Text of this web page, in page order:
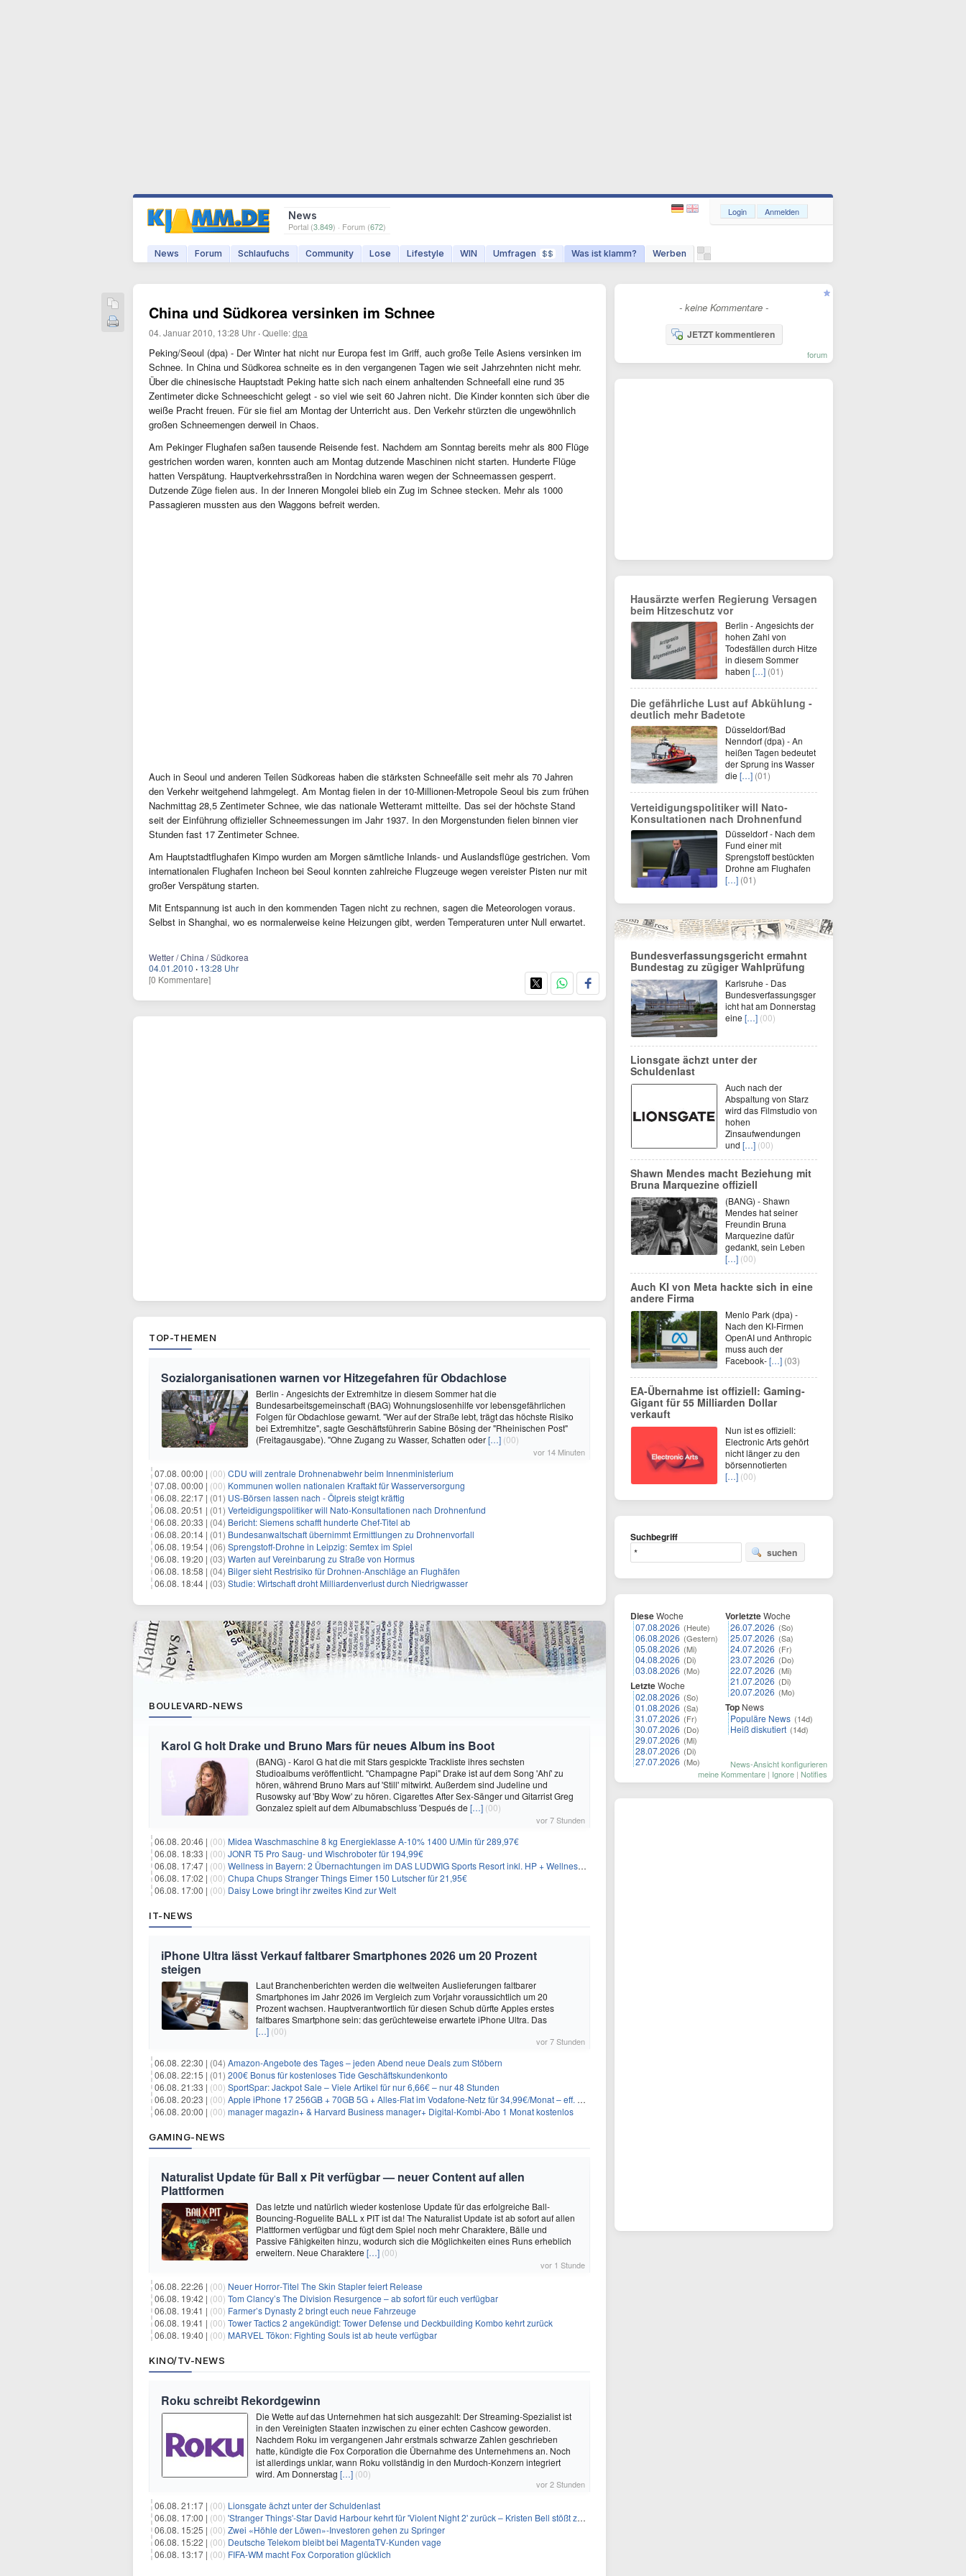
News
Portal (3.849) · Forum (672)
News Forum Schlaufuchs Community Lose Lifestyle WIN Umfragen $$ Was ist klamm? Werben
Login Anmelden
China und Südkorea versinken im Schnee
04. Januar 2010, 13:28 Uhr ·Quelle:dpa
Peking/Seoul (dpa) - Der Winter hat nicht nur Europa fest im Griff, auch große Teile Asiens versinken im
Schnee. In China und Südkorea schneite es in den vergangenen Tagen wie seit Jahrzehnten nicht mehr.
Über die chinesische Hauptstadt Peking hatte sich nach einem anhaltenden Schneefall eine rund 35
Zentimeter dicke Schneeschicht gelegt - so viel wie seit 60 Jahren nicht. Die Kinder konnten sich über die
weiße Pracht freuen. Für sie fiel am Montag der Unterricht aus. Den Verkehr stürzten die ungewöhnlich
großen Schneemengen derweil in Chaos.
Am Pekinger Flughafen saßen tausende Reisende fest. Nachdem am Sonntag bereits mehr als 800 Flüge
gestrichen worden waren, konnten auch am Montag dutzende Maschinen nicht starten. Hunderte Flüge
hatten Verspätung. Hauptverkehrsstraßen in Nordchina waren wegen der Schneemassen gesperrt.
Dutzende Züge fielen aus. In der Inneren Mongolei blieb ein Zug im Schnee stecken. Mehr als 1000
Passagieren mussten aus den Waggons befreit werden.
Auch in Seoul und anderen Teilen Südkoreas haben die stärksten Schneefälle seit mehr als 70 Jahren
den Verkehr weitgehend lahmgelegt. Am Montag fielen in der 10-Millionen-Metropole Seoul bis zum frühen
Nachmittag 28,5 Zentimeter Schnee, wie das nationale Wetteramt mitteilte. Das sei der höchste Stand
seit der Einführung offizieller Schneemessungen im Jahr 1937. In den Morgenstunden fielen binnen vier
Stunden fast 17 Zentimeter Schnee.
Am Hauptstadtflughafen Kimpo wurden am Morgen sämtliche Inlands- und Auslandsflüge gestrichen. Vom
internationalen Flughafen Incheon bei Seoul konnten zahlreiche Flugzeuge wegen vereister Pisten nur mit
großer Verspätung starten.
Mit Entspannung ist auch in den kommenden Tagen nicht zu rechnen, sagen die Meteorologen voraus.
Selbst in Shanghai, wo es normalerweise keine Heizungen gibt, werden Temperaturen unter Null erwartet.
Wetter / China / Südkorea
04.01.2010 · 13:28 Uhr
[0 Kommentare]
TOP-THEMEN
Sozialorganisationen warnen vor Hitzegefahren für Obdachlose
Berlin - Angesichts der Extremhitze in diesem Sommer hat die
Bundesarbeitsgemeinschaft (BAG) Wohnungslosenhilfe vor lebensgefährlichen
Folgen für Obdachlose gewarnt. "Wer auf der Straße lebt, trägt das höchste Risiko
bei Extremhitze", sagte Geschäftsführerin Sabine Bösing der "Rheinischen Post"
(Freitagausgabe). "Ohne Zugang zu Wasser, Schatten oder[…] (00)
vor 14 Minuten
07.08. 00:00 | (00) CDU will zentrale Drohnenabwehr beim Innenministerium
07.08. 00:00 | (00) Kommunen wollen nationalen Kraftakt für Wasserversorgung
06.08. 22:17 | (01) US-Börsen lassen nach - Ölpreis steigt kräftig
06.08. 20:51 | (01) Verteidigungspolitiker will Nato-Konsultationen nach Drohnenfund
06.08. 20:33 | (04) Bericht: Siemens schafft hunderte Chef-Titel ab
06.08. 20:14 | (01) Bundesanwaltschaft übernimmt Ermittlungen zu Drohnenvorfall
06.08. 19:54 | (06) Sprengstoff-Drohne in Leipzig: Semtex im Spiel
06.08. 19:20 | (03) Warten auf Vereinbarung zu Straße von Hormus
06.08. 18:58 | (04) Bilger sieht Restrisiko für Drohnen-Anschläge an Flughäfen
06.08. 18:44 | (03) Studie: Wirtschaft droht Milliardenverlust durch Niedrigwasser
BOULEVARD-NEWS
Karol G holt Drake und Bruno Mars für neues Album ins Boot
(BANG) - Karol G hat die mit Stars gespickte Trackliste ihres sechsten
Studioalbums veröffentlicht. "Champagne Papi" Drake ist auf dem Song 'Ahí' zu
hören, während Bruno Mars auf 'Still' mitwirkt. Außerdem sind Judeline und
Rusowsky auf 'Bby Wow' zu hören. Cigarettes After Sex-Sänger und Gitarrist Greg
Gonzalez spielt auf dem Albumabschluss 'Después de […] (00)
vor 7 Stunden
06.08. 20:46 | (00) Midea Waschmaschine 8 kg Energieklasse A-10% 1400 U/Min für 289,97€
06.08. 18:33 | (00) JONR T5 Pro Saug- und Wischroboter für 194,99€
06.08. 17:47 | (00) Wellness in Bayern: 2 Übernachtungen im DAS LUDWIG Sports Resort inkl. HP + Wellness ab 174€ p.P.
06.08. 17:02 | (00) Chupa Chups Stranger Things Eimer 150 Lutscher für 21,95€
06.08. 17:00 | (00) Daisy Lowe bringt ihr zweites Kind zur Welt
IT-NEWS
iPhone Ultra lässt Verkauf faltbarer Smartphones 2026 um 20 Prozent
steigen
Laut Branchenberichten werden die weltweiten Auslieferungen faltbarer
Smartphones im Jahr 2026 im Vergleich zum Vorjahr voraussichtlich um 20
Prozent wachsen. Hauptverantwortlich für diesen Schub dürfte Apples erstes
faltbares Smartphone sein: das gerüchteweise erwartete iPhone Ultra. Das
[…] (00)
vor 7 Stunden
06.08. 22:30 | (04) Amazon-Angebote des Tages – jeden Abend neue Deals zum Stöbern
06.08. 22:15 | (01) 200€ Bonus für kostenloses Tide Geschäftskundenkonto
06.08. 21:33 | (00) SportSpar: Jackpot Sale – Viele Artikel für nur 6,66€ – nur 48 Stunden
06.08. 20:23 | (00) Apple iPhone 17 256GB + 70GB 5G + Alles-Flat im Vodafone-Netz für 34,99€/Monat – eff. 4,65€/Monat
06.08. 20:00 | (00) manager magazin+ & Harvard Business manager+ Digital-Kombi-Abo 1 Monat kostenlos
GAMING-NEWS
Naturalist Update für Ball x Pit verfügbar — neuer Content auf allen
Plattformen
Das letzte und natürlich wieder kostenlose Update für das erfolgreiche Ball-
Bouncing-Roguelite BALL x PIT ist da! The Naturalist Update ist ab sofort auf allen
Plattformen verfügbar und fügt dem Spiel noch mehr Charaktere, Bälle und
Passive Fähigkeiten hinzu, wodurch sich die Möglichkeiten eines Runs erheblich
erweitern. Neue Charaktere […] (00)
vor 1 Stunde
06.08. 22:26 | (00) Neuer Horror‑Titel The Skin Stapler feiert Release
06.08. 19:42 | (00) Tom Clancy’s The Division Resurgence – ab sofort für euch verfügbar
06.08. 19:41 | (00) Farmer’s Dynasty 2 bringt euch neue Fahrzeuge
06.08. 19:41 | (00) Tower Tactics 2 angekündigt: Tower Defense und Deckbuilding Kombo kehrt zurück
06.08. 19:40 | (00) MARVEL Tōkon: Fighting Souls ist ab heute verfügbar
KINO/TV-NEWS
Roku schreibt Rekordgewinn
Die Wette auf das Unternehmen hat sich ausgezahlt: Der Streaming-Spezialist ist
in den Vereinigten Staaten inzwischen zu einer echten Cashcow geworden.
Nachdem Roku im vergangenen Jahr erstmals schwarze Zahlen geschrieben
hatte, kündigte die Fox Corporation die Übernahme des Unternehmens an. Noch
ist allerdings unklar, wann Roku vollständig in den Murdoch-Konzern integriert
wird. Am Donnerstag […] (00)
vor 2 Stunden
06.08. 21:17 | (00) Lionsgate ächzt unter der Schuldenlast
06.08. 17:00 | (00) 'Stranger Things'-Star David Harbour kehrt für 'Violent Night 2' zurück – Kristen Bell stößt zur Besetzung
06.08. 15:25 | (00) Zwei «Höhle der Löwen»-Investoren gehen zu Springer
06.08. 15:22 | (00) Deutsche Telekom bleibt bei MagentaTV-Kunden vage
06.08. 13:17 | (00) FIFA-WM macht Fox Corporation glücklich
- keine Kommentare -
JETZT kommentieren
forum
Hausärzte werfen Regierung Versagen
beim Hitzeschutz vor
Berlin - Angesichts der
hohen Zahl von
Todesfällen durch Hitze
in diesem Sommer
haben […] (01)
Die gefährliche Lust auf Abkühlung -
deutlich mehr Badetote
Düsseldorf/Bad
Nenndorf (dpa) - An
heißen Tagen bedeutet
der Sprung ins Wasser
die […] (01)
Verteidigungspolitiker will Nato-
Konsultationen nach Drohnenfund
Düsseldorf - Nach dem
Fund einer mit
Sprengstoff bestückten
Drohne am Flughafen
[…] (01)
Bundesverfassungsgericht ermahnt
Bundestag zu zügiger Wahlprüfung
Karlsruhe - Das
Bundesverfassungsger
icht hat am Donnerstag
eine […] (00)
Lionsgate ächzt unter der
Schuldenlast
Auch nach der
Abspaltung von Starz
wird das Filmstudio von
hohen
Zinsaufwendungen
und […] (00)
Shawn Mendes macht Beziehung mit
Bruna Marquezine offiziell
(BANG) - Shawn
Mendes hat seiner
Freundin Bruna
Marquezine dafür
gedankt, sein Leben
[…] (00)
Auch KI von Meta hackte sich in eine
andere Firma
Menlo Park (dpa) -
Nach den KI-Firmen
OpenAI und Anthropic
muss auch der
Facebook-[…] (03)
EA-Übernahme ist offiziell: Gaming-
Gigant für 55 Milliarden Dollar
verkauft
Nun ist es offiziell:
Electronic Arts gehört
nicht länger zu den
börsennotierten
[…] (00)
Suchbegriff
suchen
DieseWoche
07.08.2026 (Heute)
06.08.2026 (Gestern)
05.08.2026 (Mi)
04.08.2026 (Di)
03.08.2026 (Mo)
LetzteWoche
02.08.2026 (So)
01.08.2026 (Sa)
31.07.2026 (Fr)
30.07.2026 (Do)
29.07.2026 (Mi)
28.07.2026 (Di)
27.07.2026 (Mo)
VorletzteWoche
26.07.2026 (So)
25.07.2026 (Sa)
24.07.2026 (Fr)
23.07.2026 (Do)
22.07.2026 (Mi)
21.07.2026 (Di)
20.07.2026 (Mo)
Top News
Populäre News (14d)
Heiß diskutiert (14d)
News-Ansicht konfigurieren
meine Kommentare | Ignore | Notifies